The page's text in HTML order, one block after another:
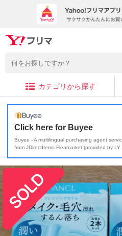
カテゴリから探す
Click here for Buyee
Buyee - A multilingual purchasing agent
from JDirectItems Fleamarket (provided by